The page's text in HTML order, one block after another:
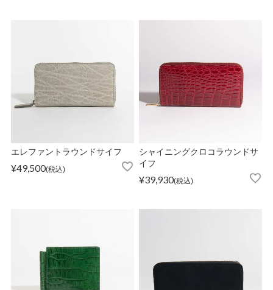
エレファントラウンドサイフ
¥49,500 税込
シャイニングクロコラウンドサ
イフ
¥39,930 税込